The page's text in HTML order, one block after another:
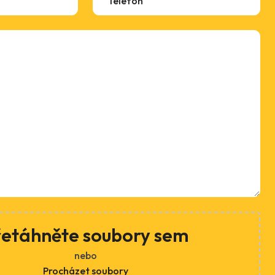
soubory sem
nebo
Procházet soubory